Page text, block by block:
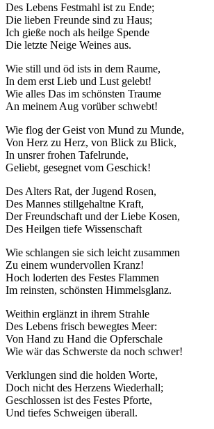
Des Lebens Festmahl ist zu Ende;
Die lieben Freunde sind zu Haus;
Ich gieße noch als heilge Spende
Die letzte Neige Weines aus.
Wie still und öd ists in dem Raume,
In dem erst Lieb und Lust gelebt!
Wie alles Das im schönsten Traume
An meinem Aug vorüber schwebt!
Wie flog der Geist von Mund zu Munde,
Von Herz zu Herz, von Blick zu Blick,
In unsrer frohen Tafelrunde,
Geliebt, gesegnet vom Geschick!
Des Alters Rat, der Jugend Rosen,
Des Mannes stillgehaltne Kraft,
Der Freundschaft und der Liebe Kosen,
Des Heilgen tiefe Wissenschaft
Wie schlangen sie sich leicht zusammen
Zu einem wundervollen Kranz!
Hoch loderten des Festes Flammen
Im reinsten, schönsten Himmelsglanz.
Weithin erglänzt in ihrem Strahle
Des Lebens frisch bewegtes Meer:
Von Hand zu Hand die Opferschale
Wie wär das Schwerste da noch schwer!
Verklungen sind die holden Worte,
Doch nicht des Herzens Wiederhall;
Geschlossen ist des Festes Pforte,
Und tiefes Schweigen überall.